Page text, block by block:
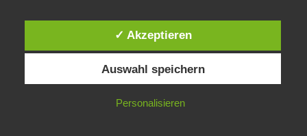
FR, 06.11.2026
SCHOPFCLUB- JUGENDTREFF
Jugendarbeitende der beiden Kirchen sowie der
Jugendarbeit kuja
Am Freitagabend nichts vor? Der Schopfclub bietet
Jugendlichen der Sekundarstufe einen Jugendtreff.
✓ Akzeptieren
Auswahl speichern
Personalisieren